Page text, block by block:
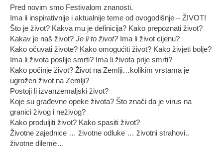
Pred novim smo Festivalom znanosti.
Ima li inspirativnije i aktualnije teme od ovogodišnje – ŽIVOT!
Što je život? Kakva mu je definicija? Kako prepoznati život?
Kakav je naš život?Je li to život?Ima li život cijenu?
Kako očuvati živote? Kako omogućiti život? Kako živjeti bolje?
Ima li života poslije smrti? Ima li života prije smrti?
Kako počinje život? Život na Zemlji…kolikim vrstama je
ugrožen život na Zemlji?
Postoji li izvanzemaljski život?
Koje su građevne opeke života? Što znači da je virus na
granici živog i neživog?
Kako produljiti život? Kako spasiti život?
Životne zajednice … životne odluke … životni strahovi..
životne dileme…